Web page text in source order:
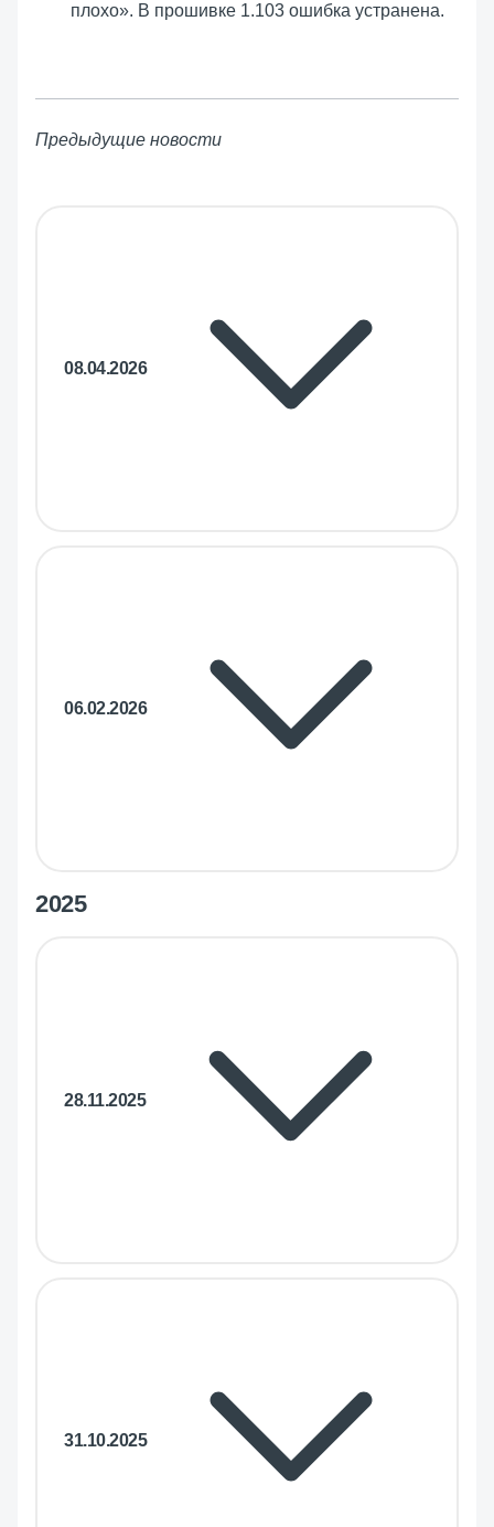
плохо». В прошивке 1.103 ошибка устранена.
Предыдущие новости
08.04.2026
06.02.2026
2025
28.11.2025
31.10.2025